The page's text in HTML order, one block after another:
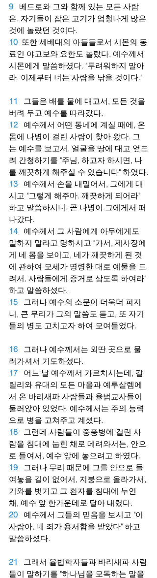
9
베드로와 그와 함께 있는 모든 사람
은, 자기들이 잡은 고기가 엄청나게 많은
것에 놀랐던 것이다.
10 또한 세베대의 아들들로서 시몬의 동
료인 야고보와 요한도 놀랐다. 예수께서
시몬에게 말씀하셨다. "두려워하지 말아
라. 이제부터 너는 사람을 낚을 것이다."
11
그들은 배를 뭍에 대고서, 모든 것을
버려 두고 예수를 따라갔다.
12
예수께서 어떤 동네에 계실 때에, 온
몸에 나병이 걸린 사람이 찾아 왔다. 그
는 예수를 보고서, 얼굴을 땅에 대고 엎드
려 간청하기를 "주님, 하고자 하시면, 나
를 깨끗하게 해주실 수 있습니다" 하였다.
13
예수께서 손을 내밀어서, 그에게 대
시고 "그렇게 해주마. 깨끗하게 되어라"
하고 말씀하시니, 곧 나병이 그에게서 떠
나갔다.
14
예수께서 그 사람에게 아무에게도
말하지 말라고 명하시고 "가서, 제사장에
게 네 몸을 보이고, 네가 깨끗하게 된 것
에 관하여 모세가 명령한 대로 예물을 드
려서, 사람들에게 증거로 삼도록 하여라"
하고 말씀하셨다.
15
그러나 예수의 소문이 더욱더 퍼지
니, 큰 무리가 그의 말씀도 듣고, 또 자기
들의 병도 고치고자 하여 모여들었다.
16
그러나 예수께서는 외딴 곳으로 물
러가셔서 기도하셨다.
17
어느 날 예수께서 가르치시는데, 갈
릴리와 유대의 모든 마을과 예루살렘에
서 온 바리새파 사람들과 율법교사들이
둘러앉아 있었다. 예수께서는 주의 능력
으로 병을 고쳐주고 계셨다.
18
그런데 사람들이 중풍병에 걸린 사
람을 침대에 눕힌 채로 데려와서는, 안으
로 들여서, 예수 앞에 놓으려고 하였다.
19
그러나 무리 때문에 그를 안으로 들
여놓을 길이 없어서, 지붕으로 올라가서,
기와를 벗기고 그 환자를 침대에 누인
채, 예수 앞 한가운데로 달아 내렸다.
20
예수께서 그들의 믿음을 보시고 "이
사람아, 네 죄가 용서함을 받았다" 하고
말씀하셨다.
21
그래서 율법학자들과 바리새파 사람
들이 말하기를 "하나님을 모독하는 말을